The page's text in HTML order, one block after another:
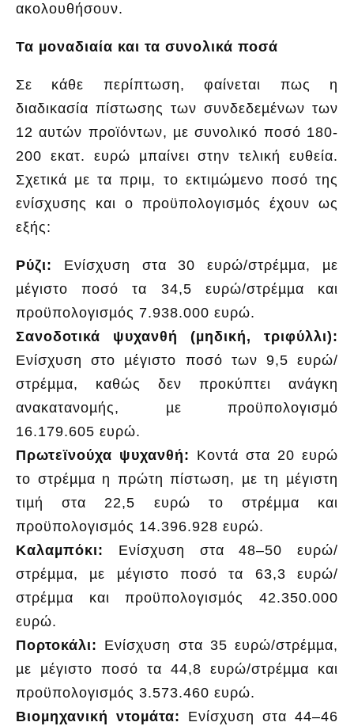
ακολουθήσουν.
Τα µοναδιαία και τα συνολικά ποσά
Σε κάθε περίπτωση, φαίνεται πως η
διαδικασία πίστωσης των συνδεδεµένων των
12 αυτών προϊόντων, µε συνολικό ποσό 180-
200 εκατ. ευρώ µπαίνει στην τελική ευθεία.
Σχετικά µε τα πριµ, το εκτιµώµενο ποσό της
ενίσχυσης και ο προϋπολογισµός έχουν ως
εξής:
Ρύζι: Ενίσχυση στα 30 ευρώ/στρέµµα, µε
µέγιστο ποσό τα 34,5 ευρώ/στρέµµα και
προϋπολογισµός 7.938.000 ευρώ.
Σανοδοτικά ψυχανθή (µηδική, τριφύλλι):
Ενίσχυση στο µέγιστο ποσό των 9,5 ευρώ/
στρέµµα, καθώς δεν προκύπτει ανάγκη
ανακατανοµής, µε προϋπολογισµό
16.179.605 ευρώ.
Πρωτεϊνούχα ψυχανθή: Κοντά στα 20 ευρώ
το στρέµµα η πρώτη πίστωση, µε τη µέγιστη
τιµή στα 22,5 ευρώ το στρέµµα και
προϋπολογισµός 14.396.928 ευρώ.
Καλαµπόκι: Ενίσχυση στα 48–50 ευρώ/
στρέµµα, µε µέγιστο ποσό τα 63,3 ευρώ/
στρέµµα και προϋπολογισµός 42.350.000
ευρώ.
Πορτοκάλι: Ενίσχυση στα 35 ευρώ/στρέµµα,
µε µέγιστο ποσό τα 44,8 ευρώ/στρέµµα και
προϋπολογισµός 3.573.460 ευρώ.
Βιοµηχανική ντοµάτα: Ενίσχυση στα 44–46